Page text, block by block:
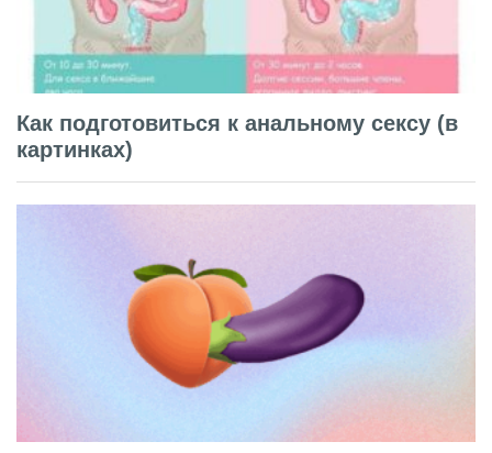
Как подготовиться к анальному сексу (в
картинках)